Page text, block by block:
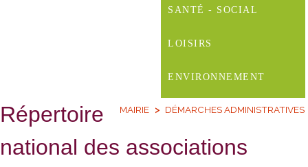
SANTÉ - SOCIAL
LOISIRS
ENVIRONNEMENT
MAIRIE DÉMARCHES ADMINISTRATIVES
Répertoire
national des associations